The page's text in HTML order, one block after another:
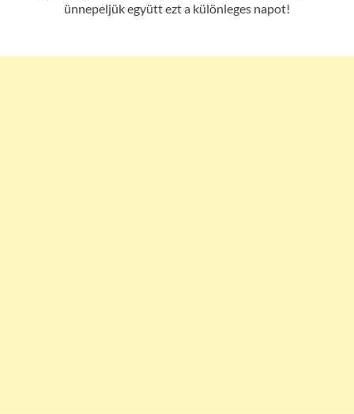
ünnepeljük együtt ezt a különleges napot!